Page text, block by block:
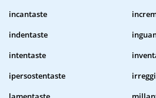
incantaste
indentaste
intentaste
ipersostentaste